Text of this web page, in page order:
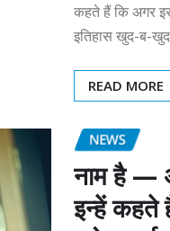
कहते हैं कि अगर
इतिहास खुद-ब-
READ MORE
NEWS
नाम है —
इन्हें कहते